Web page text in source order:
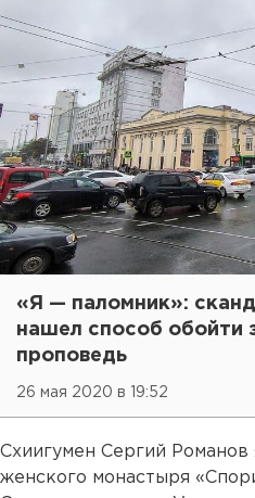
«Я — паломник»:
нашел способ обойти
проповедь
26 мая 2020 в 19:52
Схиигумен Сергий Романов
женского монастыря